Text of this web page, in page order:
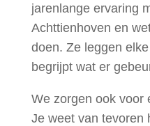
jarenlange ervaring
Achttienhoven en
doen. Ze leggen
begrijpt wat er
We zorgen ook voor
Je weet van tevoren